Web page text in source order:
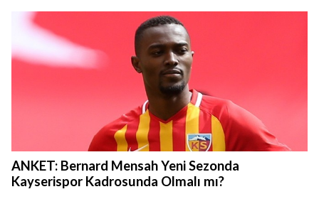
ANKET: Bernard Mensah Yeni Sezonda
Kayserispor Kadrosunda Olmalı mı?